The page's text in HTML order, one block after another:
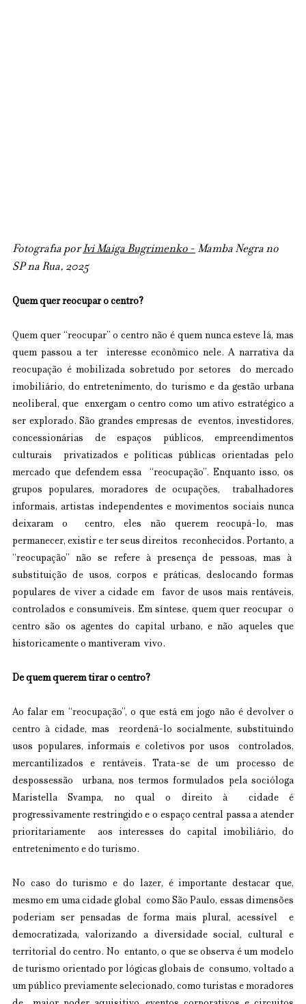
Fotografia por Ivi Maiga Bugrimenko - Mamba Negra no
SP na Rua, 2025
Quem quer reocupar o centro?
Quem quer “reocupar” o centro não é quem nunca esteve lá, mas
quem passou a ter  interesse econômico nele. A narrativa da
reocupação é mobilizada sobretudo por setores  do mercado
imobiliário, do entretenimento, do turismo e da gestão urbana
neoliberal, que  enxergam o centro como um ativo estratégico a
ser explorado. São grandes empresas de  eventos, investidores,
concessionárias de espaços públicos, empreendimentos
culturais  privatizados e políticas públicas orientadas pelo
mercado que defendem essa  “reocupação”. Enquanto isso, os
grupos populares, moradores de ocupações,  trabalhadores
informais, artistas independentes e movimentos sociais nunca
deixaram o  centro, eles não querem reocupá-lo, mas
permanecer, existir e ter seus direitos  reconhecidos. Portanto, a
“reocupação” não se refere à presença de pessoas, mas à
substituição de usos, corpos e práticas, deslocando formas
populares de viver a cidade em  favor de usos mais rentáveis,
controlados e consumíveis. Em síntese, quem quer reocupar  o
centro são os agentes do capital urbano, e não aqueles que
historicamente o mantiveram  vivo.
De quem querem tirar o centro?
Ao falar em “reocupação”, o que está em jogo não é devolver o
centro à cidade, mas  reordená-lo socialmente, substituindo
usos populares, informais e coletivos por usos  controlados,
mercantilizados e rentáveis. Trata-se de um processo de
despossessão  urbana, nos termos formulados pela socióloga
Maristella Svampa, no qual o direito à  cidade é
progressivamente restringido e o espaço central passa a atender
prioritariamente  aos interesses do capital imobiliário, do
entretenimento e do turismo.
No caso do turismo e do lazer, é importante destacar que,
mesmo em uma cidade global  como São Paulo, essas dimensões
poderiam ser pensadas de forma mais plural, acessível  e
democratizada, valorizando a diversidade social, cultural e
territorial do centro. No  entanto, o que se observa é um modelo
de turismo orientado por lógicas globais de  consumo, voltado a
um público previamente selecionado, como turistas e moradores